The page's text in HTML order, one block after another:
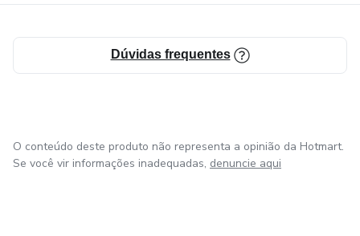
Dúvidas frequentes
O conteúdo deste produto não representa a opinião da Hotmart.
Se você vir informações inadequadas, denuncie aqui